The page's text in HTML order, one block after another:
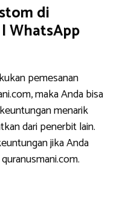
di
WhatsApp
pemesanan
maka Anda bisa
menarik
dari penerbit lain.
jika Anda